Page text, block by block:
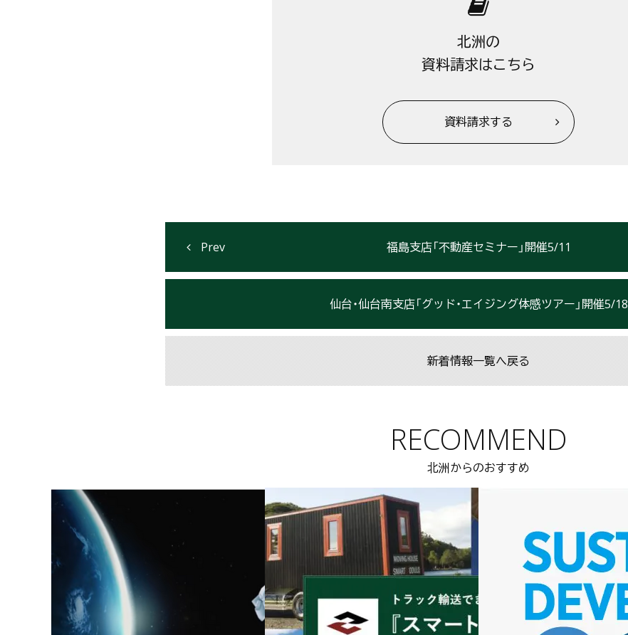
北洲の
資料請求はこちら
資料請求する
福島支店「不動産セミナー」開催5/11
仙台・仙台南支店「グッド・エイジング体感ツアー」開催5/18
新着情報一覧へ戻る
RECOMMEND
北洲からのおすすめ